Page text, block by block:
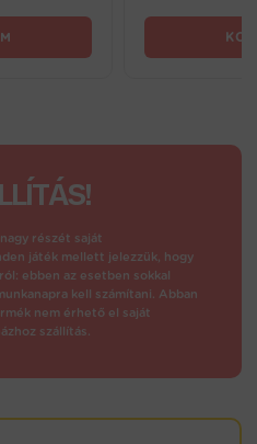
részét saját
játék mellett jelezzük, hogy
ebben az esetben sokkal
kell számítani. Abban
nem érhető el saját
szállítás.